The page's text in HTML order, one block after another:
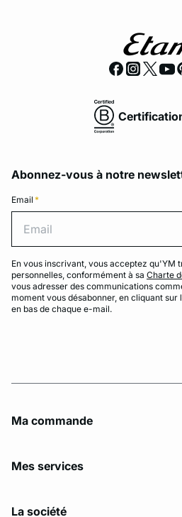
Abonnez-vous à notre
Email *
En vous inscrivant, vous acceptez qu'YM
personnelles, conformément à sa Charte
vous adresser des communications
moment vous désabonner, en cliquant
en bas de chaque e-mail.
Ma commande
Mes services
La société